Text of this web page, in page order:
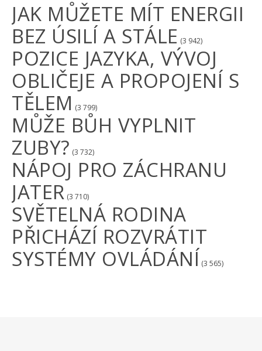
JAK MŮŽETE MÍT ENERGII
BEZ ÚSILÍ A STÁLE (3 942)
POZICE JAZYKA, VÝVOJ
OBLIČEJE A PROPOJENÍ S
TĚLEM (3 799)
MŮŽE BŮH VYPLNIT
ZUBY? (3 732)
NÁPOJ PRO ZÁCHRANU
JATER (3 710)
SVĚTELNÁ RODINA
PŘICHÁZÍ ROZVRÁTIT
SYSTÉMY OVLÁDÁNÍ (3 565)